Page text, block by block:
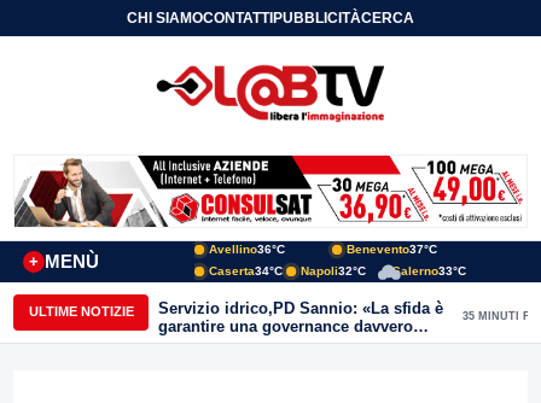
CHI SIAMOCONTATTIPUBBLICITÀCERCA
MENÙ
+
Avellino36°C Benevento37°C
Caserta34°C Napoli32°C Salerno33°C
ULTIME NOTIZIE
Servizio idrico,PD Sannio: «La sfida è
garantire una governance davvero
pubblica»
35 MINUTI FA